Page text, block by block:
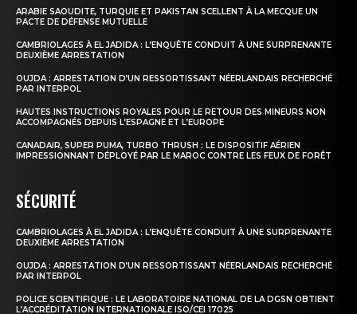
ARABIE SAOUDITE, TURQUIE ET PAKISTAN SCELLENT À LA MECQUE UN
PACTE DE DÉFENSE MUTUELLE
CAMBRIOLAGES À EL JADIDA : L’ENQUÊTE CONDUIT À UNE SURPRENANTE
DEUXIÈME ARRESTATION
OUJDA : ARRESTATION D’UN RESSORTISSANT NÉERLANDAIS RECHERCHÉ
PAR INTERPOL
HAUTES INSTRUCTIONS ROYALES POUR LE RETOUR DES MINEURS NON
ACCOMPAGNÉS DEPUIS L’ESPAGNE ET L’EUROPE
CANADAIR, SUPER PUMA, TURBO THRUSH : LE DISPOSITIF AÉRIEN
IMPRESSIONNANT DÉPLOYÉ PAR LE MAROC CONTRE LES FEUX DE FORÊT
SÉCURITÉ
CAMBRIOLAGES À EL JADIDA : L’ENQUÊTE CONDUIT À UNE SURPRENANTE
DEUXIÈME ARRESTATION
OUJDA : ARRESTATION D’UN RESSORTISSANT NÉERLANDAIS RECHERCHÉ
PAR INTERPOL
POLICE SCIENTIFIQUE : LE LABORATOIRE NATIONAL DE LA DGSN OBTIENT
L’ACCRÉDITATION INTERNATIONALE ISO/CEI 17025